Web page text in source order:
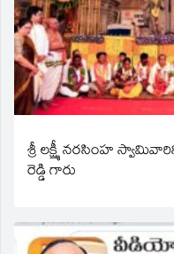
శ్రీ లక్ష్మీ నరసింహ
రెడ్డి గారు